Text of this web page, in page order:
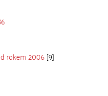
rokem 2006[9]